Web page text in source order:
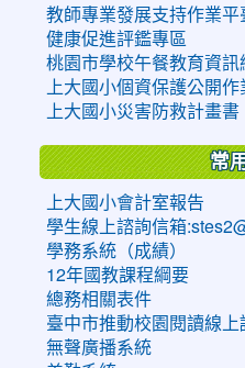
教師專業發展支持作業平
健康促進評鑑專區
桃園市學校午餐教育資訊
上大國小個資保護公開作
上大國小災害防救計畫書
常
上大國小會計室報告
學生線上諮詢信箱
學務系統（成績）
12年國教課程綱要
總務相關表件
臺中市推動校園閱讀線上
無聲廣播系統